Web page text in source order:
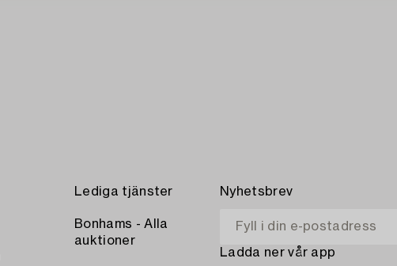
Lediga tjänster
Bonhams - Alla
auktioner
Nyhetsbrev
Ladda ner vår app